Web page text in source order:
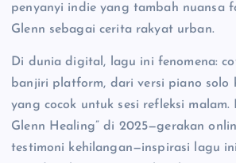
penyanyi indie yang tambah nuansa
Glenn sebagai cerita rakyat urban.
Di dunia digital, lagu ini fenomena:
banjiri platform, dari versi piano solo
yang cocok untuk sesi refleksi malam.
Glenn Healing” di 2025—gerakan
testimoni kehilangan—inspirasi lagu